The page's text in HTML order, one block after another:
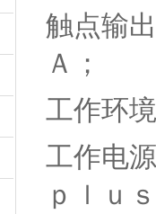
触点输
Ａ；
工作环
工作电
ｐｌｕ